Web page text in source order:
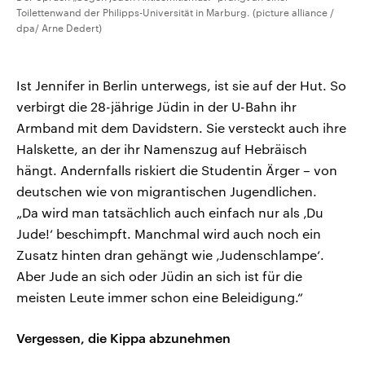
Toilettenwand der Philipps-Universität in Marburg. (picture alliance /
dpa/ Arne Dedert)
Ist Jennifer in Berlin unterwegs, ist sie auf der Hut. So
verbirgt die 28-jährige Jüdin in der U-Bahn ihr
Armband mit dem Davidstern. Sie versteckt auch ihre
Halskette, an der ihr Namenszug auf Hebräisch
hängt. Andernfalls riskiert die Studentin Ärger – von
deutschen wie von migrantischen Jugendlichen.
„Da wird man tatsächlich auch einfach nur als ‚Du
Jude!‘ beschimpft. Manchmal wird auch noch ein
Zusatz hinten dran gehängt wie ‚Judenschlampe‘.
Aber Jude an sich oder Jüdin an sich ist für die
meisten Leute immer schon eine Beleidigung.“
Vergessen, die Kippa abzunehmen